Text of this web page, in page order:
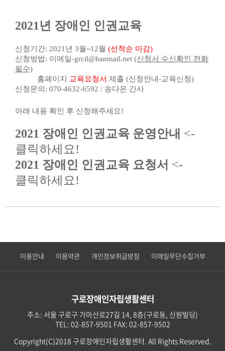
2021년 장애인 인권교육
신청기간: 2021년 3월~12월 (선착순 마감)
신청방법: 이메일-grcil@hanmail.net (신청서 수신확인 전화
필수)
​ 홈페이지
교육요청서 제출 (신청안내-교육신청)
신청문의: 070-4632-6592 / 송다은 간사
아래 내용 확인 후 신청해주세요!
2021 장애인 인권교육 운영안내 <-
클릭하세요!
2021 장애인 인권교육 요청서 <-
클릭하세요!
이용안내 이용약관 개인정보취급방침 이메일무단수집거부
구로장애인자립생활센터
주소: 서울 구로구 가마산로27길 14, 8층(구로동, 신원빌딩)
TEL: 02-857-9501 FAX: 02-857-9502
Copyright(C)2018 구로장애인자립생활센터. All Rights Reserved.